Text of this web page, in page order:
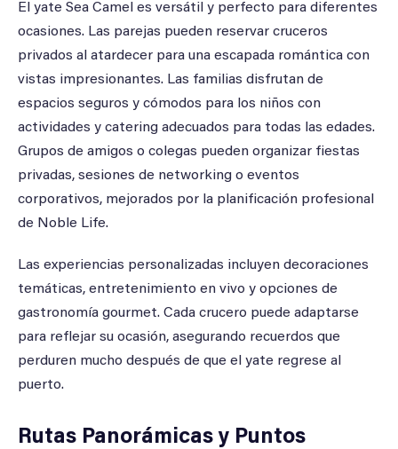
El yate Sea Camel es versátil y perfecto para diferentes
ocasiones. Las parejas pueden reservar cruceros
privados al atardecer para una escapada romántica con
vistas impresionantes. Las familias disfrutan de
espacios seguros y cómodos para los niños con
actividades y catering adecuados para todas las edades.
Grupos de amigos o colegas pueden organizar fiestas
privadas, sesiones de networking o eventos
corporativos, mejorados por la planificación profesional
de Noble Life.
Las experiencias personalizadas incluyen decoraciones
temáticas, entretenimiento en vivo y opciones de
gastronomía gourmet. Cada crucero puede adaptarse
para reflejar su ocasión, asegurando recuerdos que
perduren mucho después de que el yate regrese al
puerto.
Rutas Panorámicas y Puntos